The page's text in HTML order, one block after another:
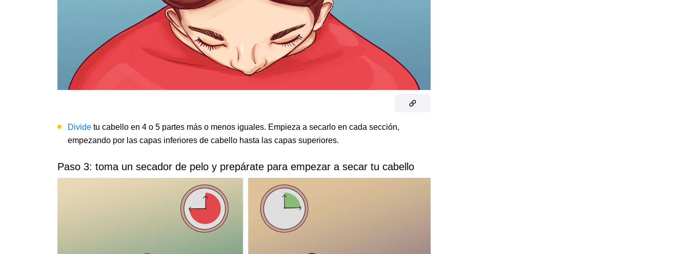
Divide tu cabello en 4 o 5 partes más o menos iguales. Empieza a secarlo en cada sección,
empezando por las capas inferiores de cabello hasta las capas superiores.
Paso 3: toma un secador de pelo y prepárate para empezar a secar tu cabello